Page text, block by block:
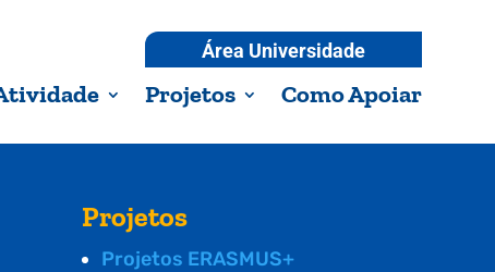
Área Universidade
Projetos Como Apoiar
Projetos
Projetos ERASMUS+